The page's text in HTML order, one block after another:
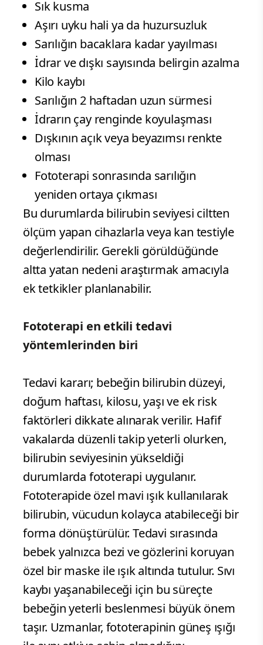
Sık kusma
Aşırı uyku hali ya da huzursuzluk
Sarılığın bacaklara kadar yayılması
İdrar ve dışkı sayısında belirgin azalma
Kilo kaybı
Sarılığın 2 haftadan uzun sürmesi
İdrarın çay renginde koyulaşması
Dışkının açık veya beyazımsı renkte
olması
Fototerapi sonrasında sarılığın
yeniden ortaya çıkması
Bu durumlarda bilirubin seviyesi ciltten
ölçüm yapan cihazlarla veya kan testiyle
değerlendirilir. Gerekli görüldüğünde
altta yatan nedeni araştırmak amacıyla
ek tetkikler planlanabilir.
Fototerapi en etkili tedavi
yöntemlerinden biri
Tedavi kararı; bebeğin bilirubin düzeyi,
doğum haftası, kilosu, yaşı ve ek risk
faktörleri dikkate alınarak verilir. Hafif
vakalarda düzenli takip yeterli olurken,
bilirubin seviyesinin yükseldiği
durumlarda fototerapi uygulanır.
Fototerapide özel mavi ışık kullanılarak
bilirubin, vücudun kolayca atabileceği bir
forma dönüştürülür. Tedavi sırasında
bebek yalnızca bezi ve gözlerini koruyan
özel bir maske ile ışık altında tutulur. Sıvı
kaybı yaşanabileceği için bu süreçte
bebeğin yeterli beslenmesi büyük önem
taşır. Uzmanlar, fototerapinin güneş ışığı